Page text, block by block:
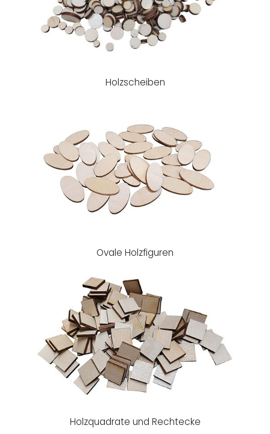
Holzscheiben
Ovale Holzfiguren
Holzquadrate und Rechtecke